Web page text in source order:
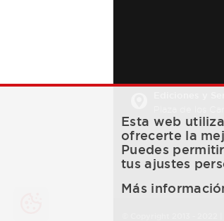
Esta web
ofrecerte la
Puedes
tus ajustes
Más